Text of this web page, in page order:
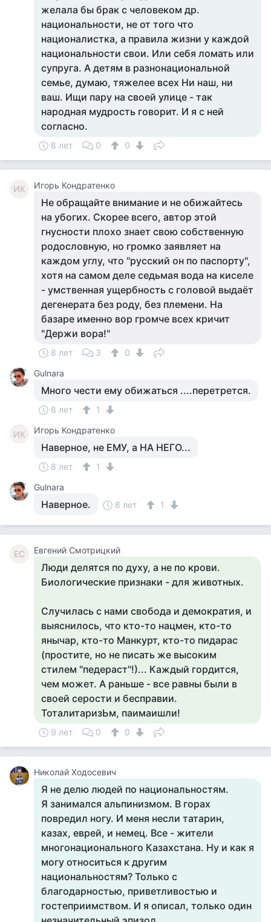
желала бы брак с человеком др.
национальности, не от того что
националистка, а правила жизни у каждой
национальности свои. Или себя ломать или
супруга. А детям в разнонациональной
семье, думаю, тяжелее всех Ни наш, ни
ваш. Ищи пару на своей улице - так
народная мудрость говорит. И я с ней
согласно.
8 лет 0 0
ИК Игорь Кондратенко
Не обращайте внимание и не обижайтесь
на убогих. Скорее всего, автор этой
гнусности плохо знает свою собственную
родословную, но громко заявляет на
каждом углу, что "русский он по паспорту",
хотя на самом деле седьмая вода на киселе
- умственная ущербность с головой выдаёт
дегенерата без роду, без племени. На
базаре именно вор громче всех кричит
"Держи вора!"
8 лет 3
0
Gulnara
Много чести ему обижаться ....перетрется.
8 лет 1
ИК Игорь Кондратенко
Наверное, не ЕМУ, а НА НЕГО...
8 лет
1
Gulnara
Наверное. 8 лет 1
ЕС Евгений Смотрицкий
Люди делятся по духу, а не по крови.
Биологические признаки - для животных.
Случилась с нами свобода и демократия, и
выяснилось, что кто-то нацмен, кто-то
янычар, кто-то Манкурт, кто-то пидарас
(простите, но не писать же высоким
стилем "педераст"!)... Каждый гордится,
чем может. А раньше - все равны были в
своей серости и бесправии.
ТоталитаризЬм, паимаишли!
9 лет 0 0
Николай Ходосевич
Я не делю людей по национальностям.
Я занимался альпинизмом. В горах
повредил ногу. И меня несли татарин,
казах, еврей, и немец. Все - жители
многонационального Казахстана. Ну и как я
могу относиться к другим
национальностям? Только с
благодарностью, приветливостью и
гостеприимством. И я описал, только один